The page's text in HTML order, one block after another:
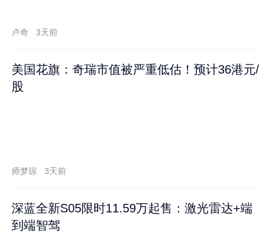
卢奇 3天前
美国花旗：奇瑞市值被严重低估！预计36港元/
股
师梦琼 3天前
深蓝全新S05限时11.59万起售：激光雷达+端
到端智驾